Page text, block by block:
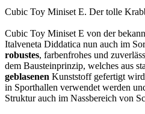
Cubic Toy Miniset E. Der tolle
Cubic Toy Miniset E von der
Italveneta Diddatica nun auch im
robustes, farbenfrohes und
dem Bausteinprinzip, welches aus
geblasenen Kunststoff gefertigt
in Sporthallen verwendet werden
Struktur auch im Nassbereich von